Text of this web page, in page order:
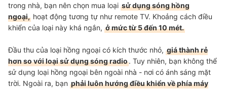
trong nhà, bạn nên chọn mua loại sử dụng sóng hồng
ngoại, hoạt động tương tự như remote TV. Khoảng cách điều
khiển của loại này khá ngắn, ở mức từ 5 đến 10 mét.
Đầu thu của loại hồng ngoại có kích thước nhỏ, giá thành rẻ
hơn so với loại sử dụng sóng radio. Tuy nhiên, bạn không thể
sử dụng loại hồng ngoại bên ngoài nhà - nơi có ánh sáng mặt
trời. Ngoài ra, bạn phải luôn hướng điều khiển về phía máy